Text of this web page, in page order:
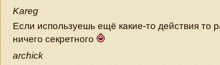
Kareg
Если используешь ещё какие-то действия то
ничего секретного
archick